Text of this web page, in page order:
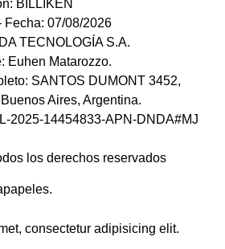
BILLIKEN
Fecha: 07/08/2026
TECNOLOGÍA S.A.
Euhen Matarozzo.
SANTOS DUMONT 3452,
Aires, Argentina.
2025-14454833-APN-DNDA#MJ
los derechos reservados
consectetur adipisicing elit.